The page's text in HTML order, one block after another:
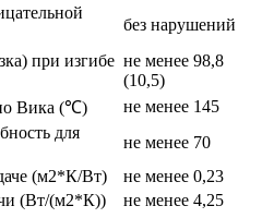
без нарушений
при изгибе не менее 98,8
(10,5)
Вика (℃)
не менее 145
для
не менее 70
(м2*К/Вт)
не менее 0,23
(Вт/(м2*К))
не менее 4,25